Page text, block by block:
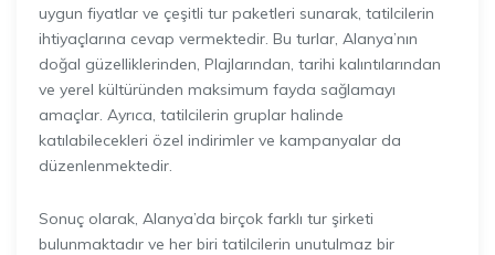
uygun fiyatlar ve çeşitli tur paketleri sunarak, tatilcilerin
ihtiyaçlarına cevap vermektedir. Bu turlar, Alanya’nın
doğal güzelliklerinden, Plajlarından, tarihi kalıntılarından
ve yerel kültüründen maksimum fayda sağlamayı
amaçlar. Ayrıca, tatilcilerin gruplar halinde
katılabilecekleri özel indirimler ve kampanyalar da
düzenlenmektedir.
Sonuç olarak, Alanya’da birçok farklı tur şirketi
bulunmaktadır ve her biri tatilcilerin unutulmaz bir